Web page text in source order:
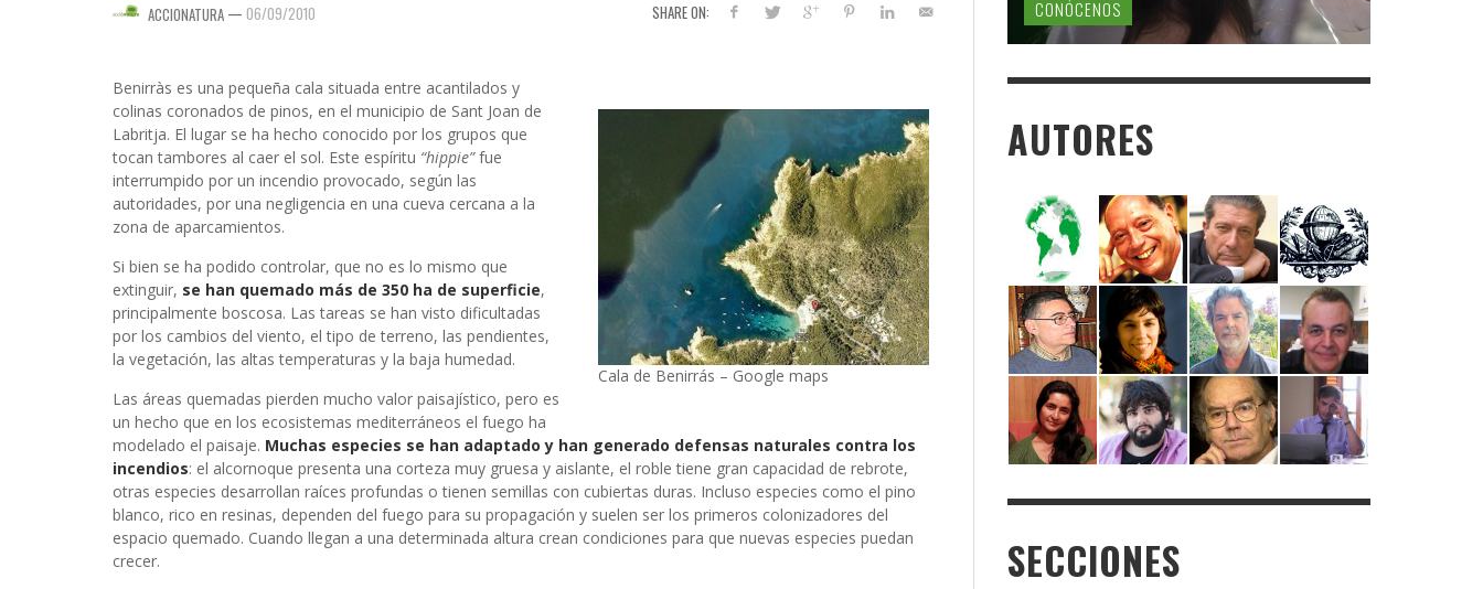
SHARE ON:
ACCIONATURA — 06/09/2010
Cala de Benirrás – Google maps
Benirràs es una pequeña cala situada entre acantilados y
colinas coronados de pinos, en el municipio de Sant Joan de
Labritja. El lugar se ha hecho conocido por los grupos que
tocan tambores al caer el sol. Este espíritu “hippie”fue
interrumpido por un incendio provocado, según las
autoridades, por una negligencia en una cueva cercana a la
zona de aparcamientos.
Si bien se ha podido controlar, que no es lo mismo que
extinguir, se han quemado más de 350 ha de superficie,
principalmente boscosa. Las tareas se han visto dificultadas
por los cambios del viento, el tipo de terreno, las pendientes,
la vegetación, las altas temperaturas y la baja humedad.
Las áreas quemadas pierden mucho valor paisajístico, pero es
un hecho que en los ecosistemas mediterráneos el fuego ha
modelado el paisaje. Muchas especies se han adaptado y han generado defensas naturales contra los
incendios: el alcornoque presenta una corteza muy gruesa y aislante, el roble tiene gran capacidad de rebrote,
otras especies desarrollan raíces profundas o tienen semillas con cubiertas duras. Incluso especies como el pino
blanco, rico en resinas, dependen del fuego para su propagación y suelen ser los primeros colonizadores del
espacio quemado. Cuando llegan a una determinada altura crean condiciones para que nuevas especies puedan
crecer.
CONÓCENOS
AUTORES
SECCIONES